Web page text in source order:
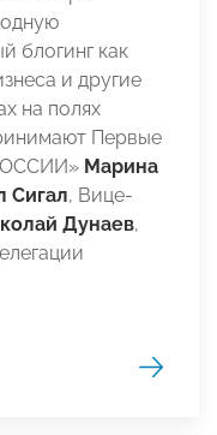
блогинг как
и другие
на полях
Первые
Марина
Сигал, Вице-
Дунаев,